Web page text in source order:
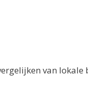
van lokale